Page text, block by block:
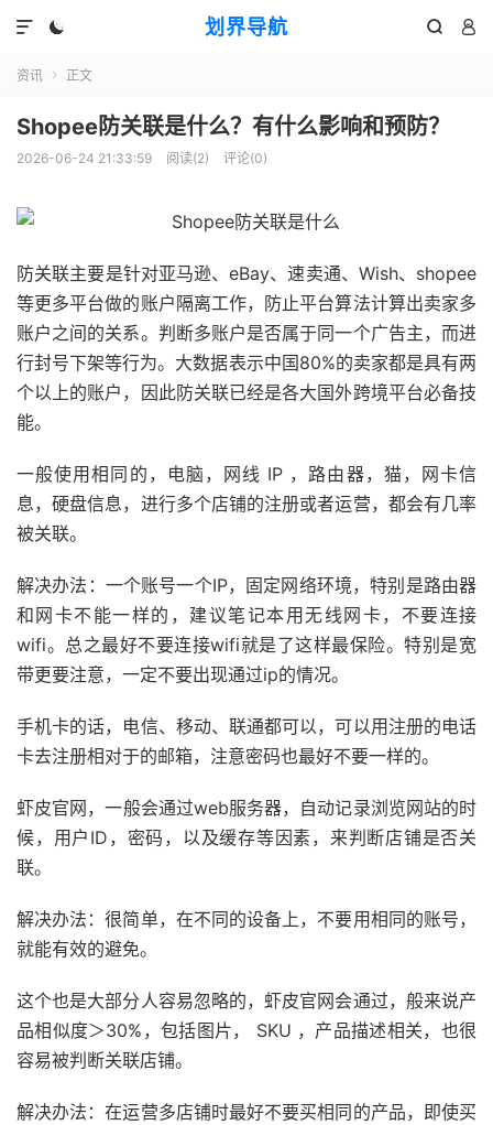
划界导航
  

资讯  正文
Shopee防关联是什么？有什么影响和预防？
2026-06-24 21:33:59 阅读(2) 评论(0)
防关联主要是针对亚马逊、eBay、速卖通、Wish、shopee
等更多平台做的账户隔离工作，防止平台算法计算出卖家多
账户之间的关系。判断多账户是否属于同一个广告主，而进
行封号下架等行为。大数据表示中国80%的卖家都是具有两
个以上的账户，因此防关联已经是各大国外跨境平台必备技
能。
一般使用相同的，电脑，网线 IP ，路由器，猫，网卡信
息，硬盘信息，进行多个店铺的注册或者运营，都会有几率
被关联。
解决办法：一个账号一个IP，固定网络环境，特别是路由器
和网卡不能一样的，建议笔记本用无线网卡，不要连接
wifi。总之最好不要连接wifi就是了这样最保险。特别是宽
带更要注意，一定不要出现通过ip的情况。
手机卡的话，电信、移动、联通都可以，可以用注册的电话
卡去注册相对于的邮箱，注意密码也最好不要一样的。
虾皮官网，一般会通过web服务器，自动记录浏览网站的时
候，用户ID，密码，以及缓存等因素，来判断店铺是否关
联。
解决办法：很简单，在不同的设备上，不要用相同的账号，
就能有效的避免。
这个也是大部分人容易忽略的，虾皮官网会通过，般来说产
品相似度＞30%，包括图片， SKU ，产品描述相关，也很
容易被判断关联店铺。
解决办法：在运营多店铺时最好不要买相同的产品，即使买